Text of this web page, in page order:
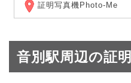
証明写真機Photo-Me
音別駅周辺の証